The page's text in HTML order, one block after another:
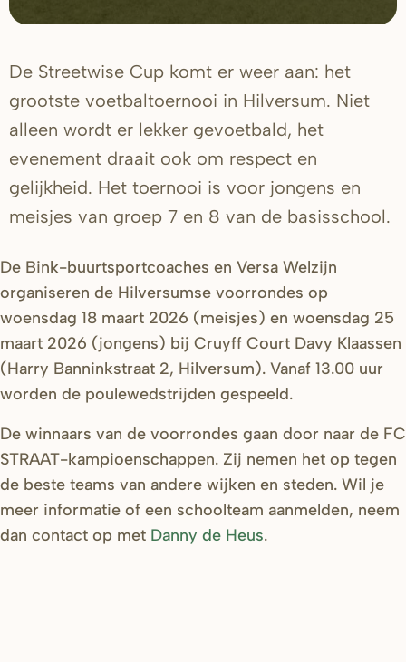
De Streetwise Cup komt er weer aan: het
grootste voetbaltoernooi in Hilversum. Niet
alleen wordt er lekker gevoetbald, het
evenement draait ook om respect en
gelijkheid. Het toernooi is voor jongens en
meisjes van groep 7 en 8 van de basisschool.
De Bink-buurtsportcoaches en Versa Welzijn
organiseren de Hilversumse voorrondes op
woensdag 18 maart 2026 (meisjes) en woensdag 25
maart 2026 (jongens) bij Cruyff Court Davy Klaassen
(Harry Banninkstraat 2, Hilversum). Vanaf 13.00 uur
worden de poulewedstrijden gespeeld.
De winnaars van de voorrondes gaan door naar de FC
STRAAT-kampioenschappen. Zij nemen het op tegen
de beste teams van andere wijken en steden. Wil je
meer informatie of een schoolteam aanmelden, neem
dan contact op met Danny de Heus.